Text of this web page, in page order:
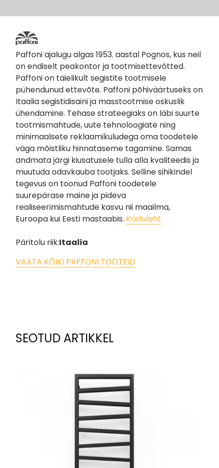
Paffoni ajalugu algas 1953. aastal Pognos, kus neil
on endiselt peakontor ja tootmisettevõtted.
Paffoni on täielikult segistite tootmisele
pühendunud ettevõte. Paffoni põhiväärtuseks on
Itaalia segistidisaini ja masstootmise oskuslik
ühendamine. Tehase strateegiaks on läbi suurte
tootmismahtude, uute tehnoloogiate ning
minimaalsete reklaamikuludega oma toodetele
väga mõistliku hinnataseme tagamine. Samas
andmata järgi kiusatusele tulla alla kvaliteedis ja
muutuda odavkauba tootjaks. Selline sihikindel
tegevus on toonud Paffoni toodetele
suurepärase maine ja pideva
realiseerimismahtude kasvu nii maailma,
Euroopa kui Eesti mastaabis. Koduleht
Päritolu riik:Itaalia
VAATA KÕIKI PAFFONI TOOTEID
SEOTUD ARTIKKEL